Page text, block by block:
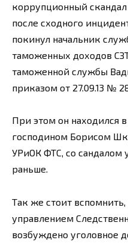
коррупционный
после сходного
покинул начальник
таможенных доходов
таможенной службы
приказом от 27.09.13 №
При этом он находился
господином Борисом
УРиОК ФТС, со сандалом
раньше.
Так же стоит
управлением
возбуждено уголовное